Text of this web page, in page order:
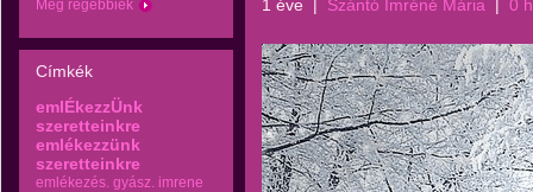
Még régebbiek
Címkék
emlÉkezzÜnk
szeretteinkre
emlékezzünk
szeretteinkre
emlékezés. gyász. imrene
1 éve | Szántó Imréné Mária | 0